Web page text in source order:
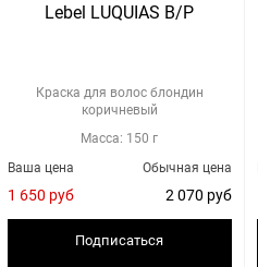
Lebel LUQUIAS B/P
Краска для волос блондин
коричневый
Масса: 150 г
Обычная цена
2 070 руб
Ваша цена
1 650 руб
Подписаться